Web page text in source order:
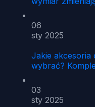
06
sty 2025
Jakie akcesoria
wybrać?
03
sty 2025